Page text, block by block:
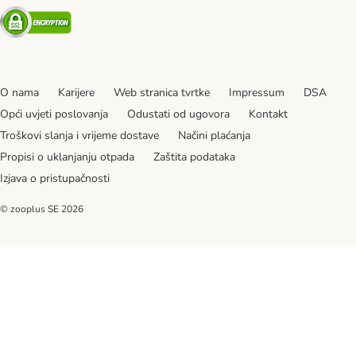
Security
O nama Karijere Web stranica tvrtke Impressum
DSA
Opći uvjeti poslovanja
Odustati od ugovora
Kontakt
Troškovi slanja i vrijeme dostave
Načini plaćanja
Propisi o uklanjanju otpada
Zaštita podataka
Izjava o pristupačnosti
© zooplus SE 2026